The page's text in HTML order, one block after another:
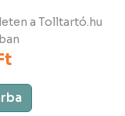
a Tolltartó.hu